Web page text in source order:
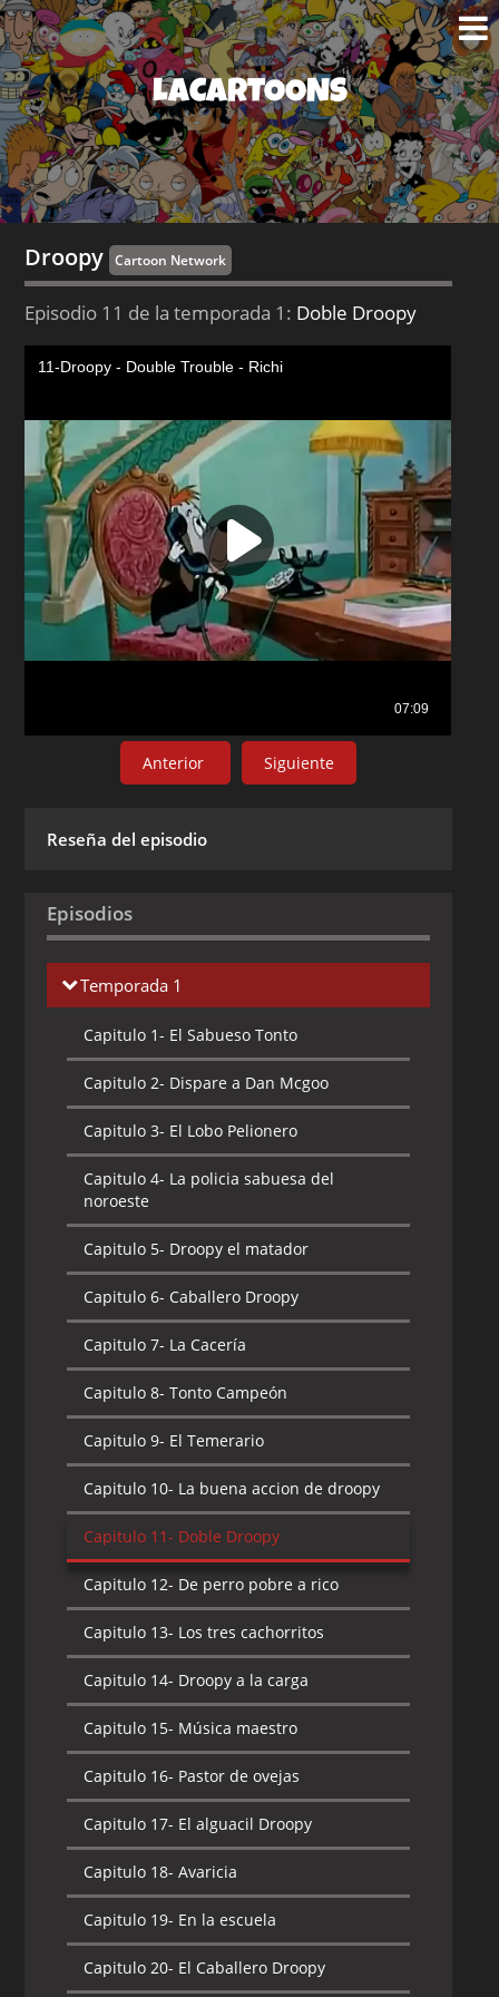
LACARTOONS
Droopy Cartoon Network
Episodio 11 de la temporada 1: Doble Droopy
Anterior Siguiente
Reseña del episodio
Episodios
Temporada 1
Capitulo 1- El Sabueso Tonto
Capitulo 2- Dispare a Dan Mcgoo
Capitulo 3- El Lobo Pelionero
Capitulo 4- La policia sabuesa del
noroeste
Capitulo 5- Droopy el matador
Capitulo 6- Caballero Droopy
Capitulo 7- La Cacería
Capitulo 8- Tonto Campeón
Capitulo 9- El Temerario
Capitulo 10- La buena accion de droopy
Capitulo 11- Doble Droopy
Capitulo 12- De perro pobre a rico
Capitulo 13- Los tres cachorritos
Capitulo 14- Droopy a la carga
Capitulo 15- Música maestro
Capitulo 16- Pastor de ovejas
Capitulo 17- El alguacil Droopy
Capitulo 18- Avaricia
Capitulo 19- En la escuela
Capitulo 20- El Caballero Droopy